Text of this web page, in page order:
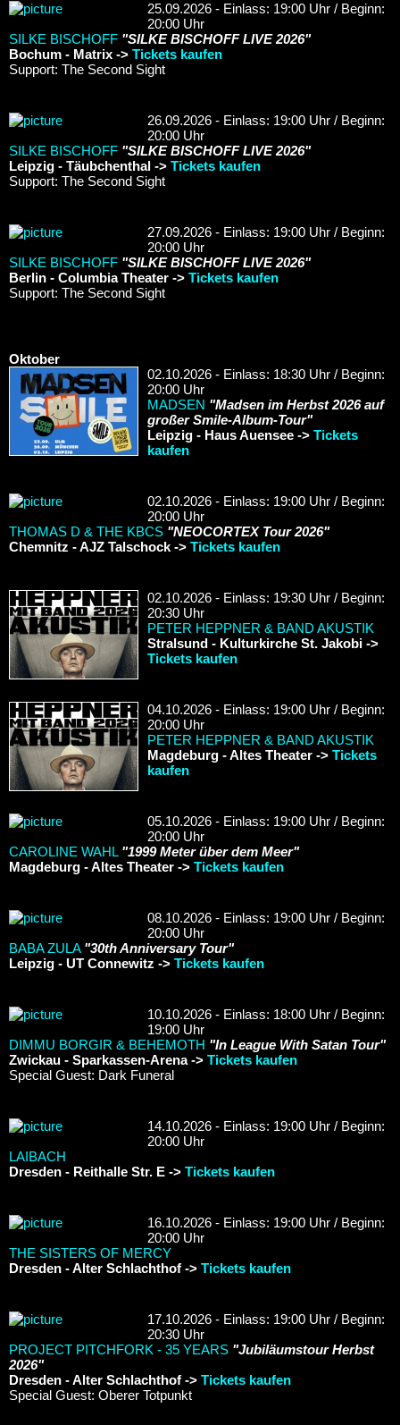
25.09.2026 - Einlass: 19:00 Uhr / Beginn:
20:00 Uhr
SILKE BISCHOFF "SILKE BISCHOFF LIVE 2026"
Bochum - Matrix -> Tickets kaufen
Support: The Second Sight
26.09.2026 - Einlass: 19:00 Uhr / Beginn:
20:00 Uhr
SILKE BISCHOFF "SILKE BISCHOFF LIVE 2026"
Leipzig - Täubchenthal -> Tickets kaufen
Support: The Second Sight
27.09.2026 - Einlass: 19:00 Uhr / Beginn:
20:00 Uhr
SILKE BISCHOFF "SILKE BISCHOFF LIVE 2026"
Berlin - Columbia Theater -> Tickets kaufen
Support: The Second Sight
Oktober
02.10.2026 - Einlass: 18:30 Uhr / Beginn:
20:00 Uhr
MADSEN "Madsen im Herbst 2026 auf
großer Smile-Album-Tour"
Leipzig - Haus Auensee -> Tickets
kaufen
02.10.2026 - Einlass: 19:00 Uhr / Beginn:
20:00 Uhr
THOMAS D & THE KBCS "NEOCORTEX Tour 2026"
Chemnitz - AJZ Talschock -> Tickets kaufen
02.10.2026 - Einlass: 19:30 Uhr / Beginn:
20:30 Uhr
PETER HEPPNER & BAND AKUSTIK
Stralsund - Kulturkirche St. Jakobi ->
Tickets kaufen
04.10.2026 - Einlass: 19:00 Uhr / Beginn:
20:00 Uhr
PETER HEPPNER & BAND AKUSTIK
Magdeburg - Altes Theater -> Tickets
kaufen
05.10.2026 - Einlass: 19:00 Uhr / Beginn:
20:00 Uhr
CAROLINE WAHL "1999 Meter über dem Meer"
Magdeburg - Altes Theater -> Tickets kaufen
08.10.2026 - Einlass: 19:00 Uhr / Beginn:
20:00 Uhr
BABA ZULA "30th Anniversary Tour"
Leipzig - UT Connewitz -> Tickets kaufen
10.10.2026 - Einlass: 18:00 Uhr / Beginn:
19:00 Uhr
DIMMU BORGIR & BEHEMOTH "In League With Satan Tour"
Zwickau - Sparkassen-Arena -> Tickets kaufen
Special Guest: Dark Funeral
14.10.2026 - Einlass: 19:00 Uhr / Beginn:
20:00 Uhr
LAIBACH
Dresden - Reithalle Str. E -> Tickets kaufen
16.10.2026 - Einlass: 19:00 Uhr / Beginn:
20:00 Uhr
THE SISTERS OF MERCY
Dresden - Alter Schlachthof -> Tickets kaufen
17.10.2026 - Einlass: 19:00 Uhr / Beginn:
20:30 Uhr
PROJECT PITCHFORK - 35 YEARS "Jubiläumstour Herbst
2026"
Dresden - Alter Schlachthof -> Tickets kaufen
Special Guest: Oberer Totpunkt